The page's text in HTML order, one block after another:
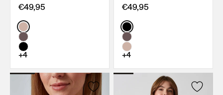
€49,95
Color:
+4
€49,95
Color:
+4